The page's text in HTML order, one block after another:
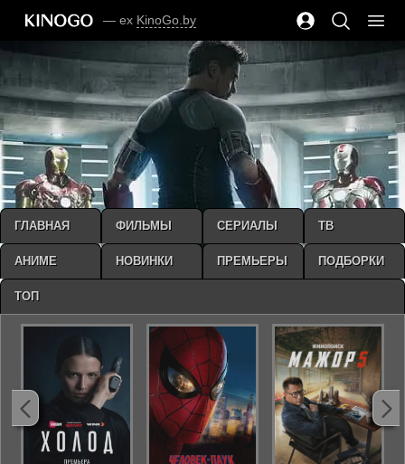
— ex KinoGo.by
ГЛАВНАЯ ФИЛЬМЫ СЕРИАЛЫ ТВ
АНИМЕ НОВИНКИ ПРЕМЬЕРЫ ПОДБОРКИ
ТОП